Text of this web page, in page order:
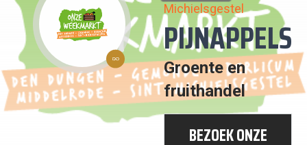
12:
VERANTWOORDE
CONSUMPTIE
EN
Michielsgestel
PIJNAPPELS
Groente en
fruithandel
BEZOEK ONZE